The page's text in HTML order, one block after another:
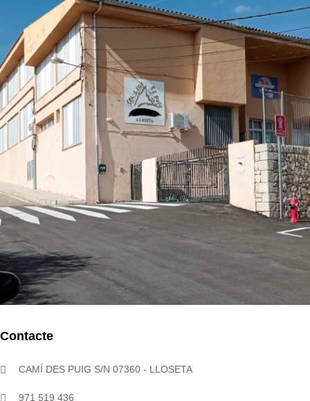
Contacte
CAMÍ DES PUIG S/N 07360 - LLOSETA
971 519 436